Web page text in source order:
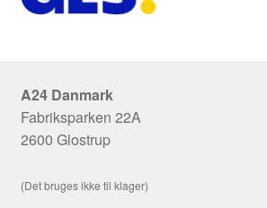
A24 Danmark
Fabriksparken 22A
2600 Glostrup
(Det bruges ikke til klager)